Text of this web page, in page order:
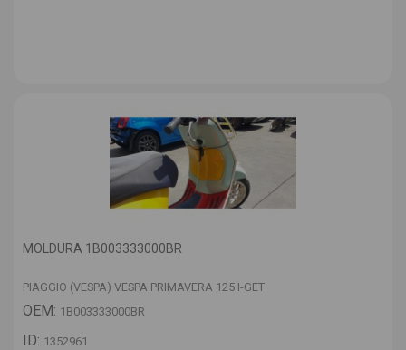
MOLDURA 1B003333000BR
PIAGGIO (VESPA) VESPA PRIMAVERA 125 I-GET
OEM: 1B003333000BR
ID: 1352961